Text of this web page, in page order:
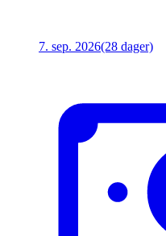
7. sep. 2026(28 dager)